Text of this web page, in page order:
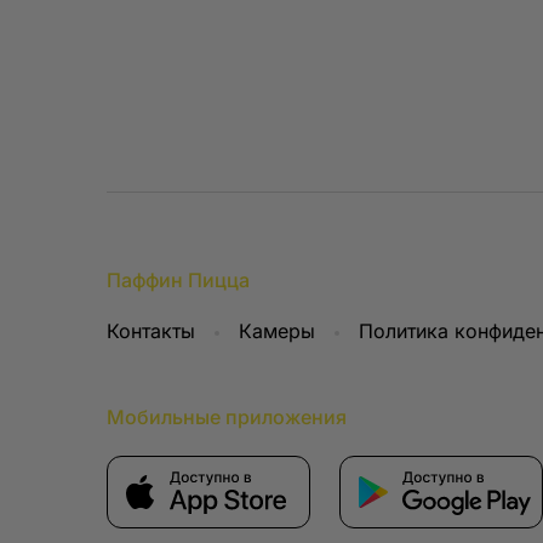
Паффин Пицца
Контакты Камеры Политика
Мобильные приложения
некорректно —
настройки.
которые вы